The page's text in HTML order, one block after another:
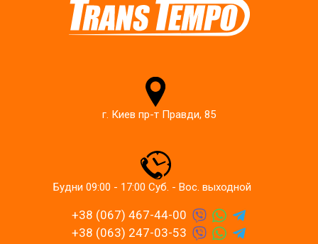
г. Киев пр-т Правди, 85
Будни 09:00 - 17:00 Суб. - Вос. выходной
+38 (067) 467-44-00
+38 (063) 247-03-53